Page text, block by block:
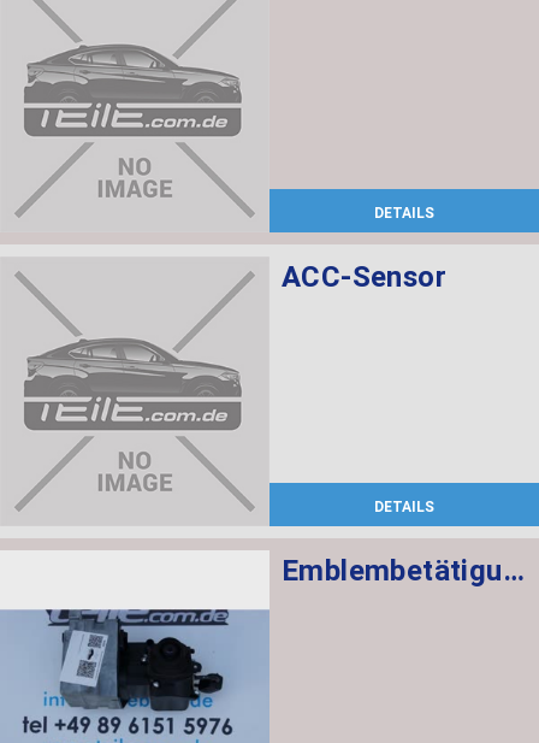
DETAILS
ACC-Sensor
DETAILS
Emblembetätigung mit Kamera RVC